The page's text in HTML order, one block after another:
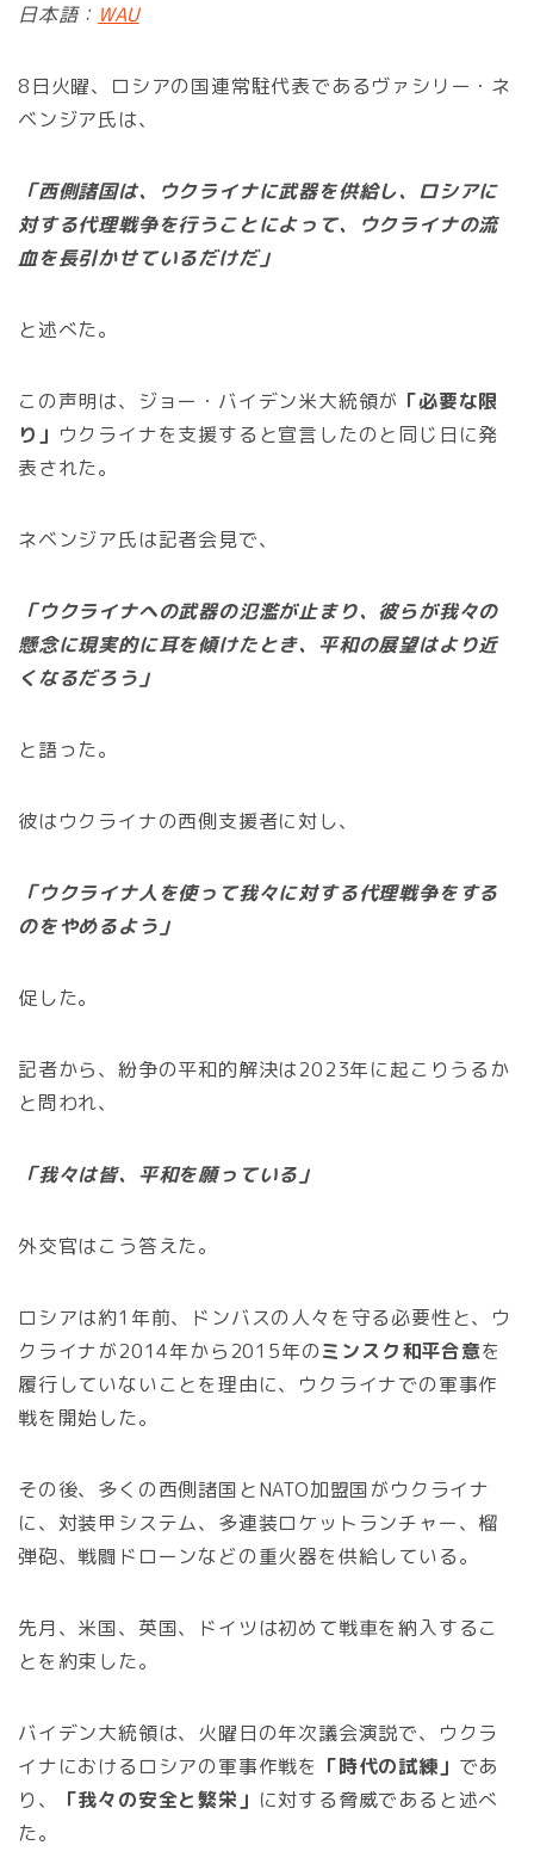
日本語： WAU
8日火曜、ロシアの国連常駐代表であるヴァシリー・ネ
ベンジア氏は、
「西側諸国は、ウクライナに武器を供給し、ロシアに
対する代理戦争を行うことによって、ウクライナの流
血を長引かせているだけだ」
と述べた。
この声明は、ジョー・バイデン米大統領が 「必要な限
り」 ウクライナを支援すると宣言したのと同じ日に発
表された。
ネベンジア氏は記者会見で、
「ウクライナへの武器の氾濫が止まり、彼らが我々の
懸念に現実的に耳を傾けたとき、平和の展望はより近
くなるだろう」
と語った。
彼はウクライナの西側支援者に対し、
「ウクライナ人を使って我々に対する代理戦争をする
のをやめるよう」
促した。
記者から、紛争の平和的解決は2023年に起こりうるか
と問われ、
「我々は皆、平和を願っている」
外交官はこう答えた。
ロシアは約1年前、ドンバスの人々を守る必要性と、ウ
クライナが2014年から2015年のミンスク和平合意を
履行していないことを理由に、ウクライナでの軍事作
戦を開始した。
その後、多くの西側諸国とNATO加盟国がウクライナ
に、対装甲システム、多連装ロケットランチャー、榴
弾砲、戦闘ドローンなどの重火器を供給している。
先月、米国、英国、ドイツは初めて戦車を納入するこ
とを約束した。
バイデン大統領は、火曜日の年次議会演説で、ウクラ
イナにおけるロシアの軍事作戦を 「時代の試練」 であ
り、
「我々の安全と繁栄」 に対する脅威であると述べ
た。